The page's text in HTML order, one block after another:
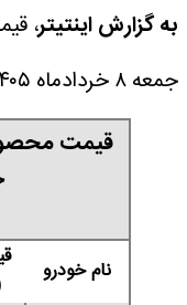
به گزارش اینتیتر،
جمعه ۸ خردادماه ۱۴۰۵ را در این مطلب مشاهده میکنید.
نام خودرو